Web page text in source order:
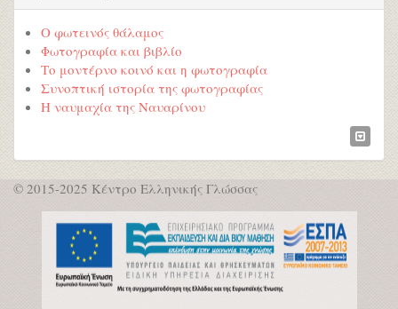
Ο φωτεινός θάλαμος
Φωτογραφία και βιβλίο
Το μοντέρνο κοινό και η φωτογραφία
Συνοπτική ιστορία της φωτογραφίας
Η ναυμαχία της Ναυαρίνου
© 2015-2025 Κέντρο Ελληνικής Γλώσσας